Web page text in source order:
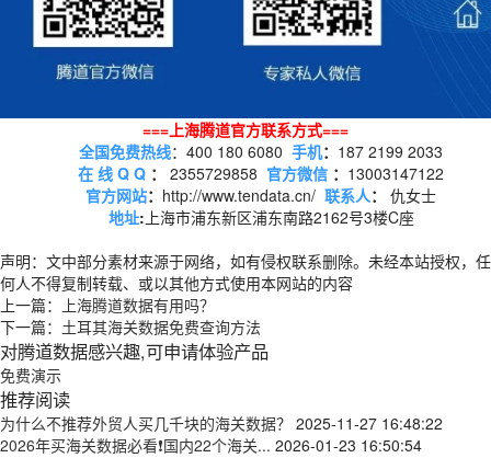
===上海腾道官方联系方式===
全国免费热线：400 180 6080 手机： 187 2199 2033
在 线 Q Q ： 2355729858 官方微信 ： 13003147122
官方网站： http://www.tendata.cn/ 联系人：
仇女士
地址: 上海市浦东新区浦东南路2162号3楼C座
声明：文中部分素材来源于网络，如有侵权联系删除。未经本站授权，任
何人不得复制转载、或以其他方式使用本网站的内容
上一篇：
上海腾道数据有用吗？
下一篇： 土耳其海关数据免费查询方法
对腾道数据感兴趣,可申请体验产品
免费演示
推荐阅读
为什么不推荐外贸人买几千块的海关数据？ 2025-11-27 16:48:22
2026年买海关数据必看❗国内22个海关... 2026-01-23 16:50:54